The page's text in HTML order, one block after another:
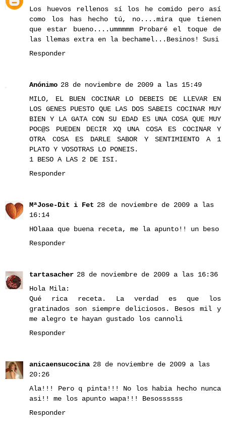
Los huevos rellenos sí los he comido pero así
como los has hecho tú, no....mira que tienen
que estar bueno....ummmmm Probaré el toque de
las llemas extra en la bechamel...Besinos! Susi
Responder
Anónimo 28 de noviembre de 2009 a las 15:49
MILO, EL BUEN COCINAR LO DEBEIS DE LLEVAR EN
LOS GENES PUESTO QUE LAS DOS SABEIS COCINAR MUY
BIEN Y LA GATA CON SU EDAD ES UNA COSA QUE MUY
POC@S PUEDEN DECIR XQ UNA COSA ES COCINAR Y
OTRA COSA ES DARLE SABOR Y SENTIMIENTO A 1
PLATO Y VOSOTRAS LO PONEIS.
1 BESO A LAS 2 DE ISI.
Responder
MªJose-Dit i Fet 28 de noviembre de 2009 a las
16:14
HOlaaa que buena receta, me la apunto!! un beso
Responder
tartasacher 28 de noviembre de 2009 a las 16:36
Hola Mila:
Qué rica receta. La verdad es que los
gratinados son siempre deliciosos. Besos mil y
me alegro te hayan gustado los cannoli
Responder
anicaensucocina 28 de noviembre de 2009 a las
20:26
Ala!!! Pero q pinta!!! No los habia hecho nunca
asi!! me los apunto wapa!!! Besossssss
Responder